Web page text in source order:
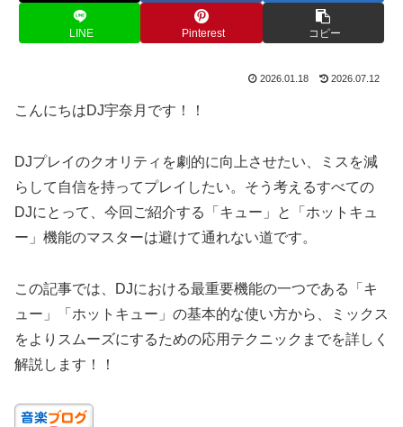
LINE Pinterest コピー
2026.01.18 2026.07.12
こんにちはDJ宇奈月です！！
DJプレイのクオリティを劇的に向上させたい、ミスを減
らして自信を持ってプレイしたい。そう考えるすべての
DJにとって、今回ご紹介する「キュー」と「ホットキュ
ー」機能のマスターは避けて通れない道です。
この記事では、DJにおける最重要機能の一つである「キ
ュー」「ホットキュー」の基本的な使い方から、ミックス
をよりスムーズにするための応用テクニックまでを詳しく
解説します！！